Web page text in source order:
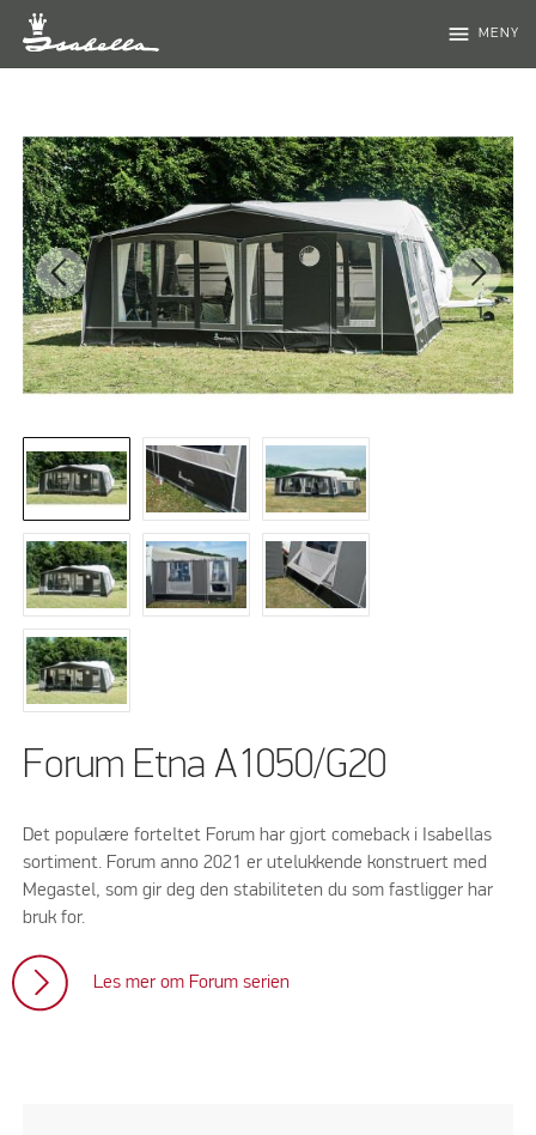
menu MENY
Forum Etna A1050/G20
Det populære forteltet Forum har gjort comeback i Isabellas
sortiment. Forum anno 2021 er utelukkende konstruert med
Megastel, som gir deg den stabiliteten du som fastligger har
bruk for.
Les mer om Forum serien